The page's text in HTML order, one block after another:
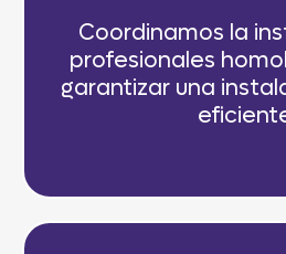
Coordinamos la
profesionales
garantizar una